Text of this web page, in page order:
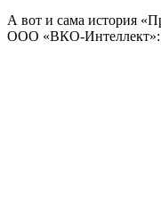
А вот и сама история
ООО «ВКО-Интеллект»: